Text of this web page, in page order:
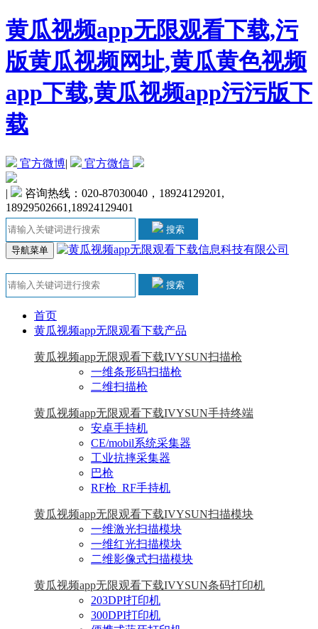
黄瓜视频app无限观看下载,污
版黄瓜视频网址,黄瓜黄色视频
app下载,黄瓜视频app污污版下
载
官方微博| 官方微信
|
咨询热线：020-87030040，18924129201,
18929502661,18924129401
搜索
导航菜单
搜索
首页
黄瓜视频app无限观看下载产品
黄瓜视频app无限观看下载IVYSUN扫描枪
一维条形码扫描枪
二维扫描枪
黄瓜视频app无限观看下载IVYSUN手持终端
安卓手持机
CE/mobil系统采集器
工业抗摔采集器
巴枪
RF枪_RF手持机
黄瓜视频app无限观看下载IVYSUN扫描模块
一维激光扫描模块
一维红光扫描模块
二维影像式扫描模块
黄瓜视频app无限观看下载IVYSUN条码打印机
203DPI打印机
300DPI打印机